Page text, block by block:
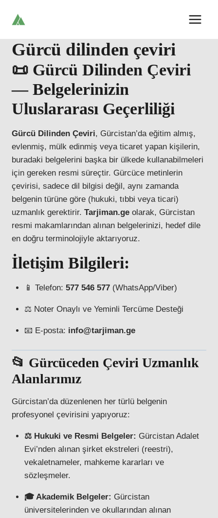
Gürcü dilinden çeviri
📜 Gürcü Dilinden Çeviri
— Belgelerinizin
Uluslararası Geçerliliği
Gürcü Dilinden Çeviri, Gürcistan’da eğitim almış,
evlenmiş, mülk edinmiş veya ticaret yapan kişilerin,
buradaki belgelerini başka bir ülkede kullanabilmeleri
için gereken resmi süreçtir. Gürcüce metinlerin
çevirisi, sadece dil bilgisi değil, aynı zamanda
belgenin türüne göre (hukuki, tıbbi veya ticari)
uzmanlık gerektirir. Tarjiman.ge olarak, Gürcistan
resmi makamlarından alınan belgelerinizi, hedef dile
en doğru terminolojiyle aktarıyoruz.
İletişim Bilgileri:
📱 Telefon: 577 546 577(WhatsApp/Viber)
⚖️ Noter Onaylı ve Yeminli Tercüme Desteği
📧 E-posta: info@tarjiman.ge
📂 Gürcüceden Çeviri Uzmanlık
Alanlarımız
Gürcistan’da düzenlenen her türlü belgenin
profesyonel çevirisini yapıyoruz:
⚖️ Hukuki ve Resmi Belgeler: Gürcistan Adalet
Evi’nden alınan şirket ekstreleri (reestri),
vekaletnameler, mahkeme kararları ve
sözleşmeler.
🎓 Akademik Belgeler: Gürcistan
üniversitelerinden ve okullarından alınan